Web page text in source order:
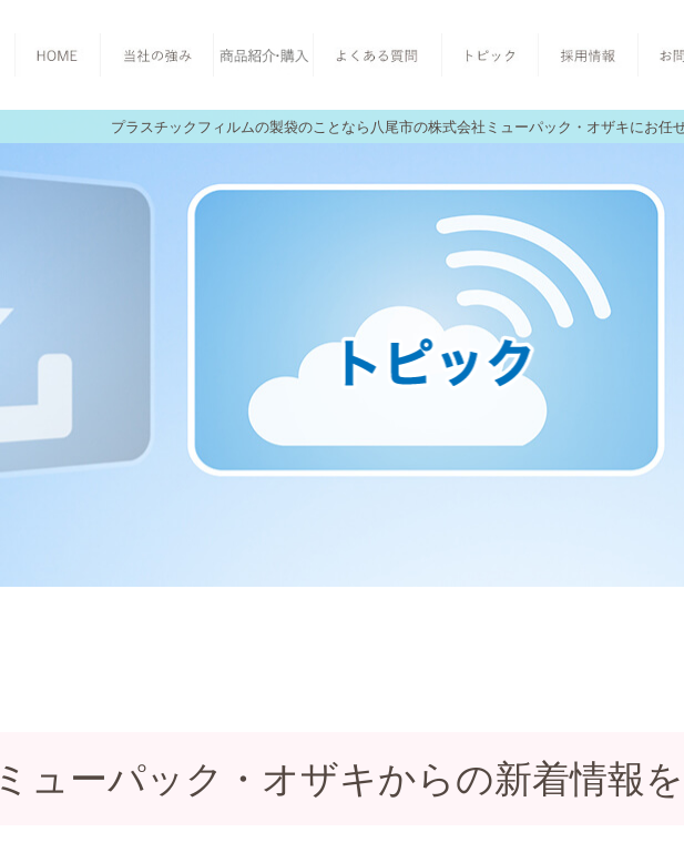
プラスチックフィルムの製袋のことなら八尾市の株式会社ミューパック・オザキにお任せ
ミューパック・オザキからの新着情報